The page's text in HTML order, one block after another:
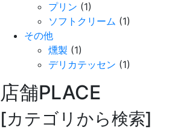
プリン (1)
ソフトクリーム (1)
その他
燻製 (1)
デリカテッセン (1)
店舗PLACE
[カテゴリから検索]